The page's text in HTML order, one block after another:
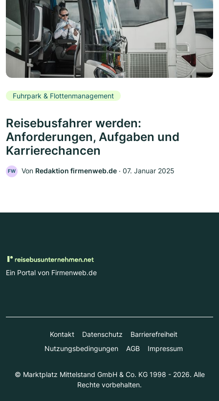
Fuhrpark & Flottenmanagement
Reisebusfahrer werden:
Anforderungen, Aufgaben und
Karrierechancen
FW Von Redaktion firmenweb.de ‧ 07. Januar 2025
Ein Portal von Firmenweb.de
Kontakt Datenschutz
Barrierefreiheit
Nutzungsbedingungen
AGB Impressum
© Marktplatz Mittelstand GmbH & Co. KG 1998 - 2026. Alle
Rechte vorbehalten.